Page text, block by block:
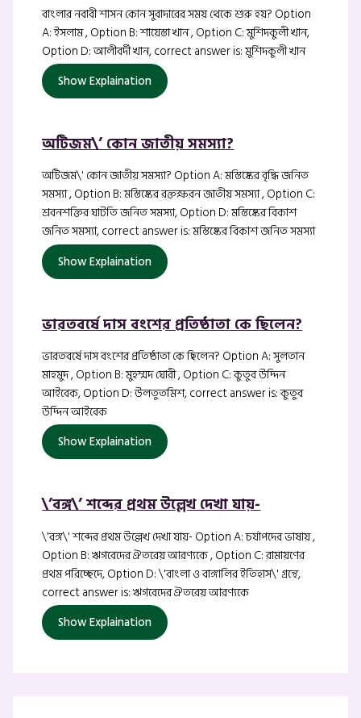
বাংলার নবাবী শাসন কোন সুবাদারের সময় থেকে শুরু হয়? Option
A: ইসলাম , Option B: শায়েস্তা খান , Option C: মুর্শিদকুলী খান,
Option D: আলীবর্দী খান, correct answer is: মুর্শিদকুলী খান
Show Explaination
অটিজম\’ কোন জাতীয় সমস্যা?
অটিজম\' কোন জাতীয় সমস্যা? Option A: মস্তিষ্কের বৃদ্ধি জনিত
সমস্যা , Option B: মস্তিষ্কের রক্তক্ষরন জাতীয় সমস্যা , Option C:
শ্রবনশক্তির ঘাটতি জনিত সমস্যা, Option D: মস্তিষ্কের বিকাশ
জনিত সমস্যা, correct answer is: মস্তিষ্কের বিকাশ জনিত সমস্যা
Show Explaination
ভারতবর্ষে দাস বংশের প্রতিষ্ঠাতা কে ছিলেন?
ভারতবর্ষে দাস বংশের প্রতিষ্ঠাতা কে ছিলেন? Option A: সুলতান
মাহমুদ , Option B: মুহম্মদ ঘোরী , Option C: কুতুব উদ্দিন
আইবেক, Option D: উলতুতমিশ, correct answer is: কুতুব
উদ্দিন আইবেক
Show Explaination
\’বঙ্গ\’ শব্দের প্রথম উল্লেখ দেখা যায়-
\'বঙ্গ\' শব্দের প্রথম উল্লেখ দেখা যায়- Option A: চর্যাপদের ভাষায় ,
Option B: ঋগবেদের ঐতরেয় আরণ্যকে , Option C: রামায়ণের
প্রথম পরিচ্ছেদে, Option D: \'বাংলা ও বাঙ্গালির ইতিহাস\' গ্রন্থে,
correct answer is: ঋগবেদের ঐতরেয় আরণ্যকে
Show Explaination